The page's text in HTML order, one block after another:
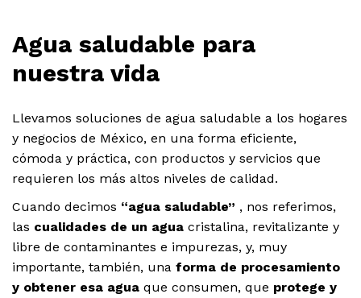
Agua saludable para
nuestra vida
Llevamos soluciones de agua saludable a los hogares
y negocios de México, en una forma eficiente,
cómoda y práctica, con productos y servicios que
requieren los más altos niveles de calidad.
Cuando decimos “agua saludable” , nos referimos,
las cualidades de un agua cristalina, revitalizante y
libre de contaminantes e impurezas, y, muy
importante, también, una forma de procesamiento
y obtener esa agua que consumen, que protege y
250.00
Esterilizador UV 25 Watts 4 Pines
999.00
al carrito